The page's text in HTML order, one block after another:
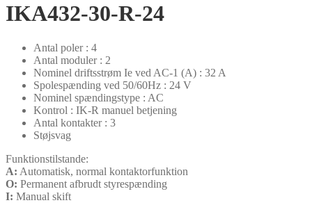
IKA432-30-R-24
Antal poler : 4
Antal moduler : 2
Nominel driftsstrøm Ie ved AC-1 (A) : 32 A
Spolespænding ved 50/60Hz : 24 V
Nominel spændingstype : AC
Kontrol : IK-R manuel betjening
Antal kontakter : 3
Støjsvag
Funktionstilstande:
A: Automatisk, normal kontaktorfunktion
O: Permanent afbrudt styrespænding
I: Manual skift